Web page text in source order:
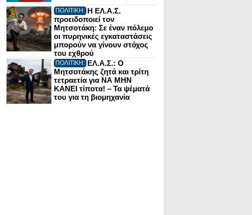
ΠΟΛΙΤΙΚΗ: Η ΕΛ.Α.Σ.
προειδοποιεί τον
Μητσοτάκη: Σε έναν πόλεμο
οι πυρηνικές εγκαταστάσεις
μπορούν να γίνουν στόχος
του εχθρού
ΠΟΛΙΤΙΚΗ: ΕΛ.Α.Σ.: Ο
Μητσοτάκης ζητά και τρίτη
τετραετία για ΝΑ ΜΗΝ
ΚΑΝΕΙ τίποτα! – Τα ψέματά
του για τη βιομηχανία